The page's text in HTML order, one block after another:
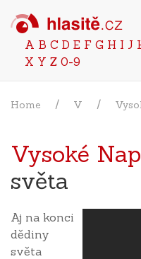
A B C D E F G H I J
X Y Z 0-9
Home V
Vysoké
světa
Aj na konci
dědiny
světa